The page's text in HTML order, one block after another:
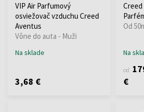
VIP Air Parfumový
osviežovač vzduchu Creed
Aventus
Vône do auta - Muži
Na sklade
3,68 €
Creed
Od
Na
od
€